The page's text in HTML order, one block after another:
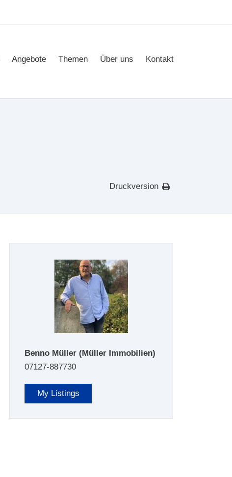
Angebote Themen Über uns Kontakt
Druckversion
Benno Müller(Müller Immobilien)
07127-887730
My Listings